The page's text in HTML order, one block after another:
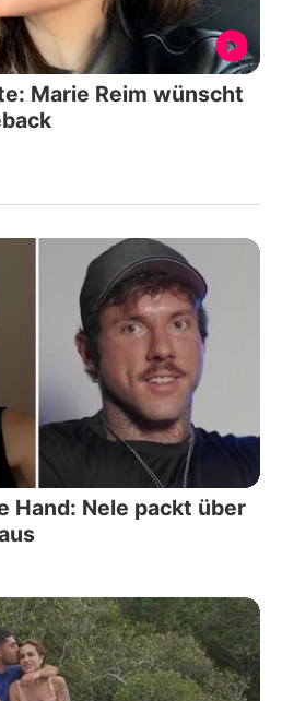
Marie Reim wünscht
Hand: Nele packt über